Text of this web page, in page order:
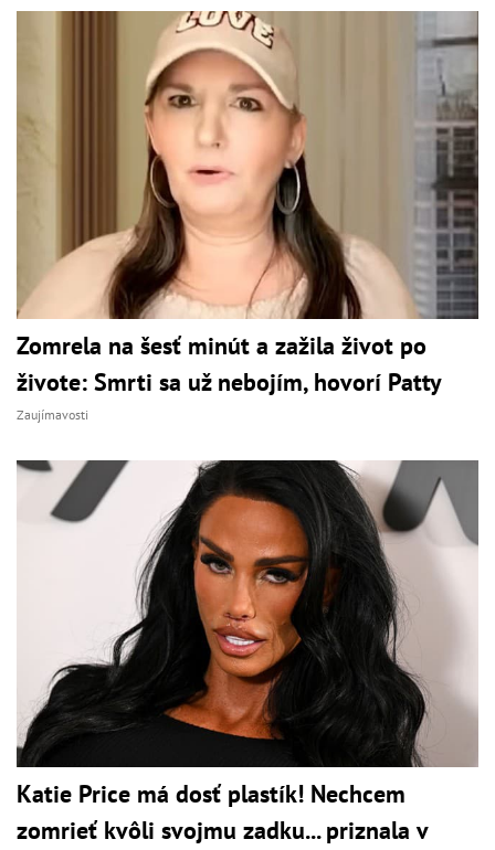
Zomrela na šesť minút a zažila život po
živote: Smrti sa už nebojím, hovorí Patty
Zaujímavosti
Katie Price má dosť plastík! Nechcem
zomrieť kvôli svojmu zadku... priznala v